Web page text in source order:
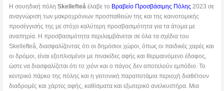
Η σουηδική πόληSkellefteå έλαβε το Βραβείο Προσβάσιμης Πόλης 2023 σε
αναγνώριση των μακροχρόνιων προσπαθειών της και της καινοτομικής
προσέγγισής της με στόχο καλύτερη προσβασιμότητα για τα άτομα με
αναπηρία. Η προσβασιμότητα περιλαμβάνεται σε όλα τα σχέδια του
Skellefteå, διασφαλίζοντας ότι οι δημόσιοι χώροι, όπως οι παιδικές χαρές και
οι δρόμοι, είναι εξοπλισμένοι με πινακίδες αφής και θερμαινόμενο έδαφος,
ώστε να διασφαλίζεται ότι το χιόνι και ο πάγος δεν αποτελούν εμπόδιο. Το
κεντρικό πάρκο της πόλης και η γειτονική παραποτάμια περιοχή διαθέτουν
διαδρομές και χάρτες αφής, καθίσματα και εξωτερικό ανελκυστήρα. Μια